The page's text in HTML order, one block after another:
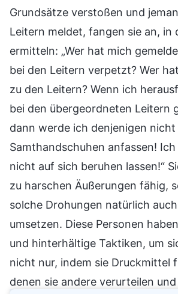
Grundsätze verstoßen und
Leitern meldet, fangen sie an, in
ermitteln: „Wer hat mich
bei den Leitern verpetzt? Wer
zu den Leitern? Wenn ich
bei den übergeordneten Leitern
dann werde ich denjenigen nicht
Samthandschuhen anfassen!
nicht auf sich beruhen lassen!“
zu harschen Äußerungen fähig,
solche Drohungen natürlich
umsetzen. Diese Personen
und hinterhältige Taktiken, um
nicht nur, indem sie Druckmittel
denen sie andere verurteilen